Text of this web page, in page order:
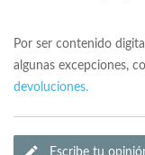
Por ser contenido
algunas excepciones,
devoluciones.
Escribe tu